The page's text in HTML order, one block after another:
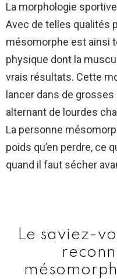
La morphologie
Avec de telles qualités
mésomorphe est ainsi
physique dont la
vrais résultats. Cette
lancer dans de
alternant de lourdes
La personne
poids qu’en perdre, ce
quand il faut sécher
Le saviez-